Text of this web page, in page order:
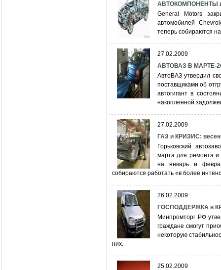
АВТОКОМПОНЕНТЫ и
General Motors
автомобилей
теперь собираются
27.02.2009
АВТОВАЗ В МАРТЕ-
АвтоВАЗ утвердил
поставщиками об
автогигант в
накопленной
27.02.2009
ГАЗ и КРИЗИС:
Горьковский
марта для ремонта
на январь и
собираются работать «в более
26.02.2009
ГОСПОДДЕРЖКА в
Минпромторг РФ
граждане смогут
некоторую
них.
25.02.2009